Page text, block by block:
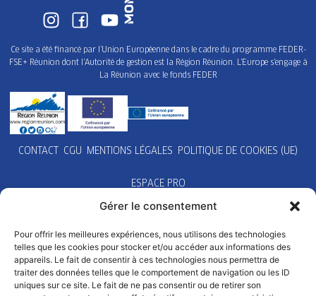
Gérer le consentement
Pour offrir les meilleures expériences, nous utilisons des technologies
telles que les cookies pour stocker et/ou accéder aux informations des
appareils. Le fait de consentir à ces technologies nous permettra de
traiter des données telles que le comportement de navigation ou les ID
uniques sur ce site. Le fait de ne pas consentir ou de retirer son
Ce site a été financé par l’Union Européenne dans le cadre du programme FEDER-
FSE+ Réunion dont l’Autorité de gestion est la Région Réunion. L’Europe s’engage à
La Réunion avec le fonds FEDER
CONTACT CGU MENTIONS LÉGALES POLITIQUE DE COOKIES (UE)
ESPACE PRO